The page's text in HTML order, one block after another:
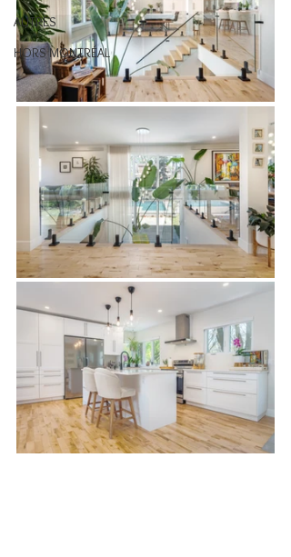
AUTRES
HORS MONTRÉAL